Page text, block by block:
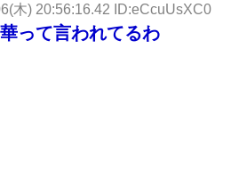
木) 20:56:16.42 ID:eCcuUsXC0
って言われてるわ